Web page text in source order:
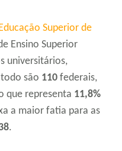
Superior de
Ensino Superior
universitários,
são 110 federais,
que representa 11,8%
a maior fatia para as
.